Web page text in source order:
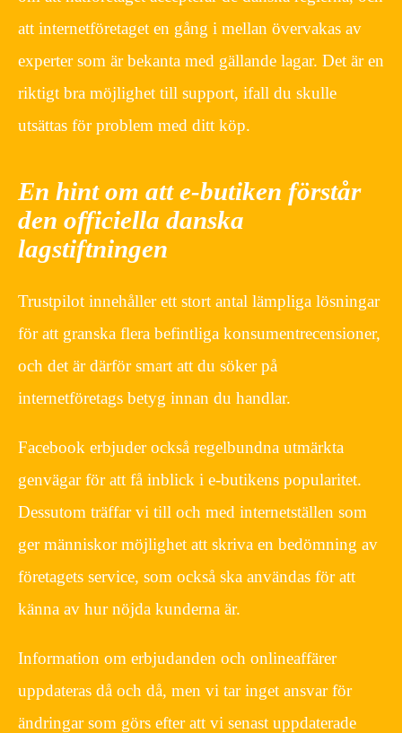
att internetföretaget en gång i mellan övervakas av
experter som är bekanta med gällande lagar. Det är en
riktigt bra möjlighet till support, ifall du skulle
utsättas för problem med ditt köp.
En hint om att e-butiken förstår
den officiella danska
lagstiftningen
Trustpilot innehåller ett stort antal lämpliga lösningar
för att granska flera befintliga konsumentrecensioner,
och det är därför smart att du söker på
internetföretags betyg innan du handlar.
Facebook erbjuder också regelbundna utmärkta
genvägar för att få inblick i e-butikens popularitet.
Dessutom träffar vi till och med internetställen som
ger människor möjlighet att skriva en bedömning av
företagets service, som också ska användas för att
känna av hur nöjda kunderna är.
Information om erbjudanden och onlineaffärer
uppdateras då och då, men vi tar inget ansvar för
ändringar som görs efter att vi senast uppdaterade